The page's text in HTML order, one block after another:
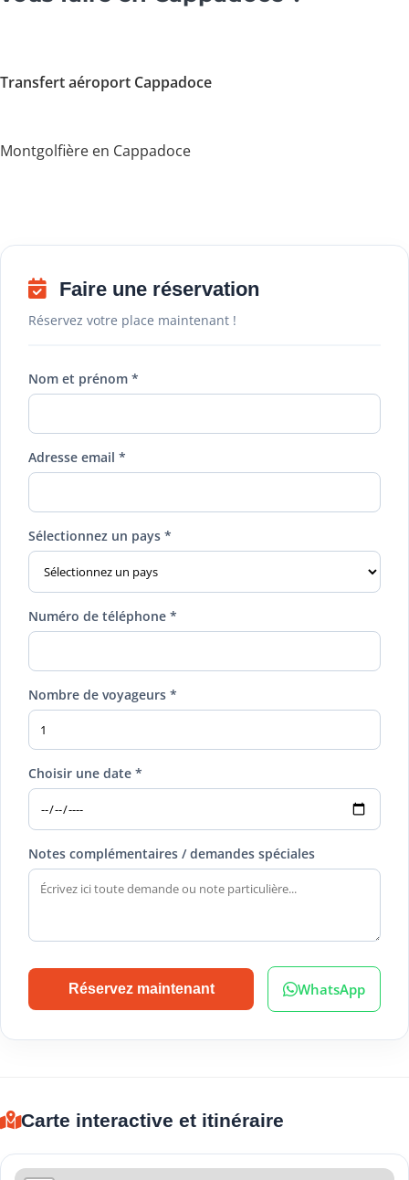
Transfert aéroport Cappadoce
Montgolfière en Cappadoce
Faire une réservation
Réservez votre place maintenant !
Nom et prénom *
Adresse email *
Sélectionnez un pays *
Numéro de téléphone *
Nombre de voyageurs *
Choisir une date *
Notes complémentaires / demandes spéciales
Réservez maintenant WhatsApp
Carte interactive et itinéraire